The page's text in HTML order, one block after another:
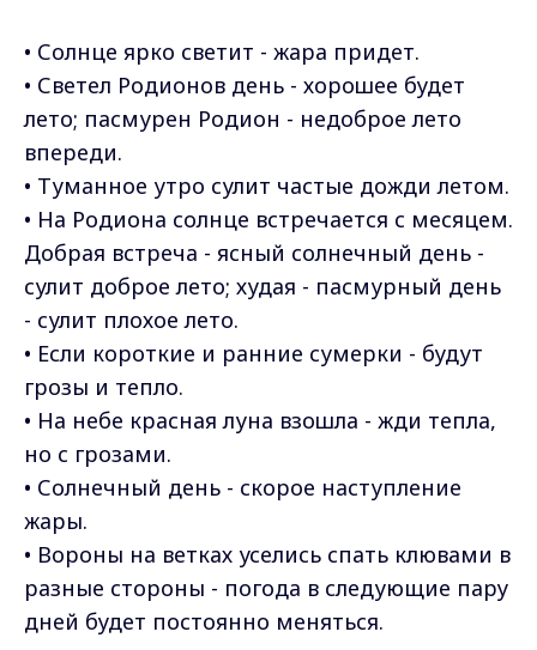
• Солнце ярко светит - жара придет.
• Светел Родионов день - хорошее будет
лето; пасмурен Родион - недоброе лето
впереди.
• Туманное утро сулит частые дожди летом.
• На Родиона солнце встречается с месяцем.
Добрая встреча - ясный солнечный день -
сулит доброе лето; худая - пасмурный день
- сулит плохое лето.
• Если короткие и ранние сумерки - будут
грозы и тепло.
• На небе красная луна взошла - жди тепла,
но с грозами.
• Солнечный день - скорое наступление
жары.
• Вороны на ветках уселись спать клювами в
разные стороны - погода в следующие пару
дней будет постоянно меняться.